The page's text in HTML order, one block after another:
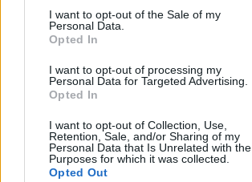
consent section.
I want to opt-out of the Sale of my
Personal Data.
Opted In
I want to opt-out of processing my
Personal Data for Targeted Advertising.
Opted In
I want to opt-out of Collection, Use,
Retention, Sale, and/or Sharing of my
Personal Data that Is Unrelated with the
Purposes for which it was collected.
Opted Out
AiAdhubMedia